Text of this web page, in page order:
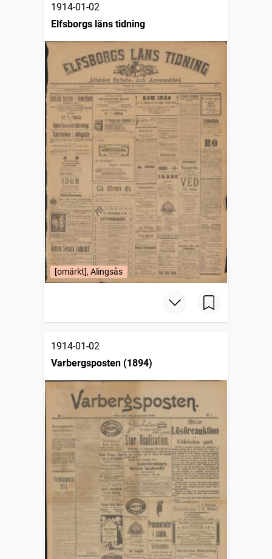
1914-01-02
Elfsborgs läns tidning
[omärkt], Alingsås
1914-01-02
Varbergsposten (1894)